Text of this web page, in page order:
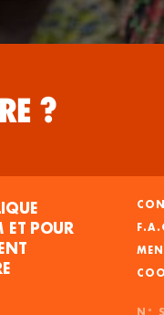
?
ET POUR
N°